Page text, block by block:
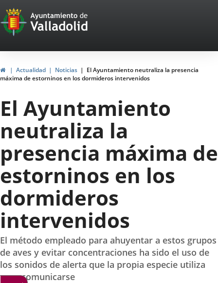
Portal
Web
del
Ayuntamiento
de
Valladolid
HomeActualidad Noticias
El Ayuntamiento neutraliza la presencia
máxima de estorninos en los dormideros intervenidos
El Ayuntamiento
neutraliza la
presencia máxima de
estorninos en los
dormideros
intervenidos
El método empleado para ahuyentar a estos grupos
de aves y evitar concentraciones ha sido el uso de
los sonidos de alerta que la propia especie utiliza
para comunicarse